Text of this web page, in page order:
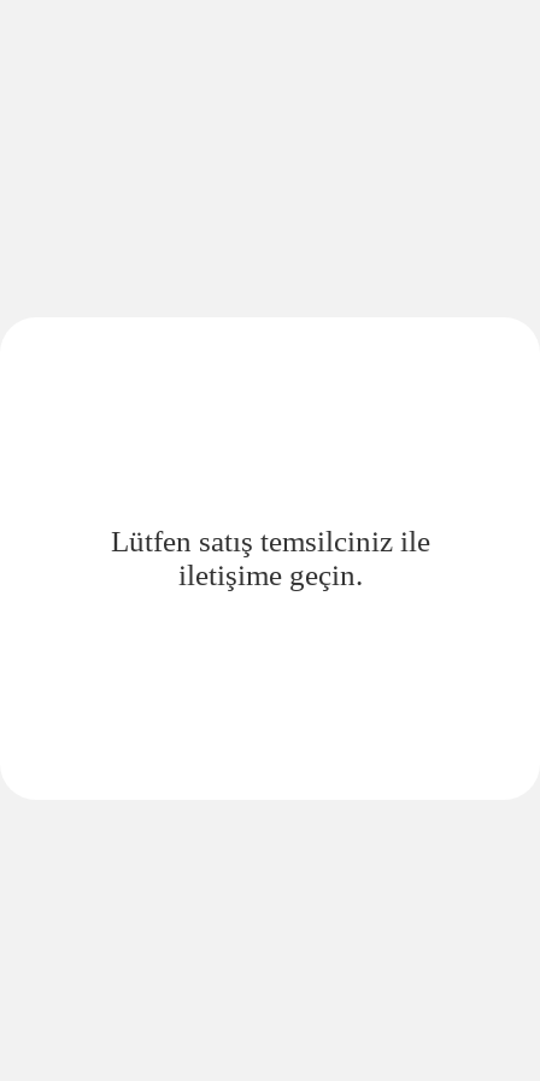
Lütfen satış temsilciniz ile
iletişime geçin.